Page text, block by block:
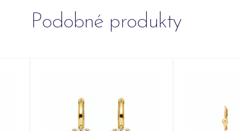
Podobné produkty